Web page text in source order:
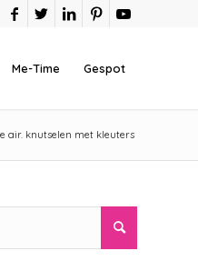
Me-Time Gespot
air. knutselen met kleuters